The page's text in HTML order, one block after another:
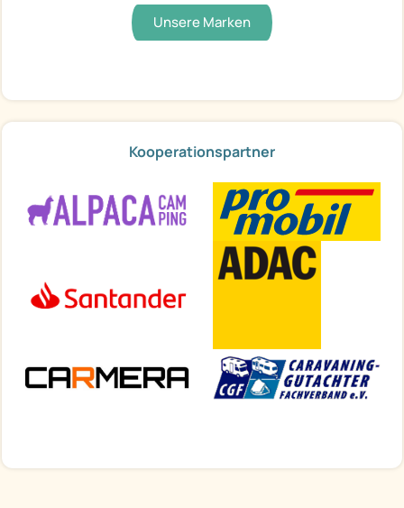
Unsere Marken
Kooperationspartner